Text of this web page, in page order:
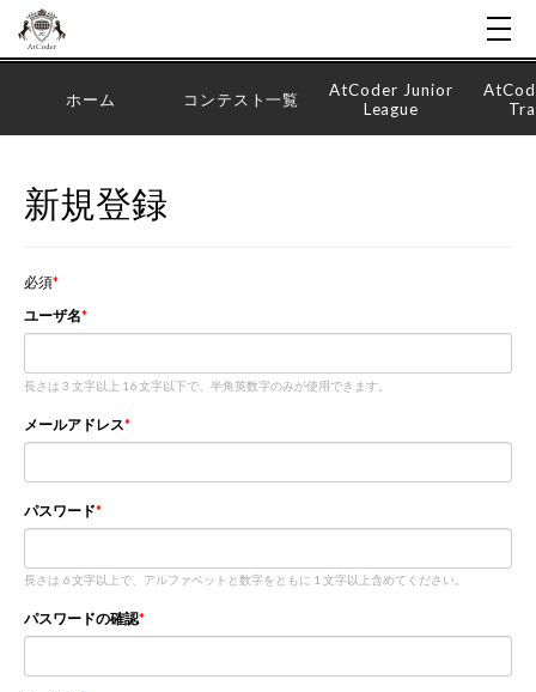
ホーム コンテスト一覧
AtCoder Junior
League
新規登録
必須
ユーザ名
長さは 3 文字以上 16 文字以下で、半角英数字のみが使用できます。
メールアドレス
パスワード
長さは 6 文字以上で、アルファベットと数字をともに 1 文字以上含めてください。
パスワードの確認